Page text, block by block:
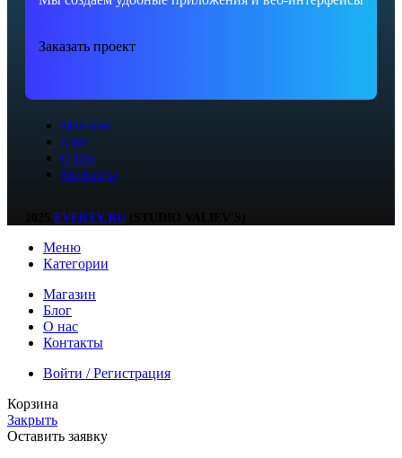
Заказать проект
Магазин
Блог
О Нас
Контакты
EVERTY.RU
Меню
Категории
Магазин
Блог
О нас
Контакты
Войти / Регистрация
Корзина
Закрыть
Оставить заявку